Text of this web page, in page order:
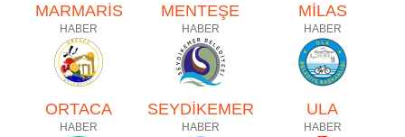
MARMARİS
HABER
MENTEŞE
HABER
MİLAS
HABER
ORTACA
HABER
SEYDİKEMER
HABER
ULA
HABER